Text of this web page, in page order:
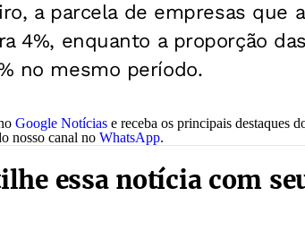
a parcela de empresas que
4%, enquanto a proporção
no mesmo período.
Google Notícias e receba os principais destaques
nosso canal no WhatsApp.
essa notícia com